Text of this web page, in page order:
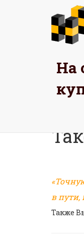
На
в пути,
Также